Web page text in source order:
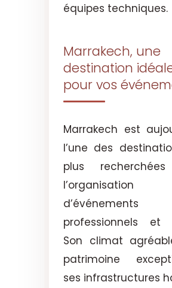
équipes techniques.
Marrakech, une
destination
pour vos
Marrakech est
l’une des
plus
l’organisation
d’événements
professionnels et
Son climat
patrimoine
ses infrastructures